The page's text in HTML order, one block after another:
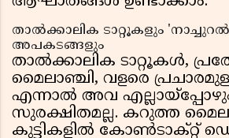
താൽക്കാലിക ടാറ്റൂകളും
അപകടങ്ങളും
താൽക്കാലിക ടാറ്റൂകൾ,
മൈലാഞ്ചി, വളരെ
എന്നാൽ അവ
സുരക്ഷിതമല്ല. കറുത്ത
കുട്ടികളിൽ കോൺടാക്റ്റ്